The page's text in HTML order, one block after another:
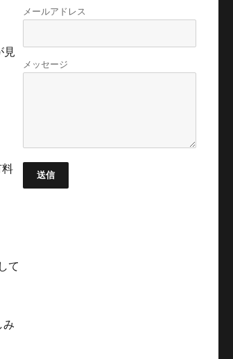
見
て
み
メールアドレス
メッセージ
送信